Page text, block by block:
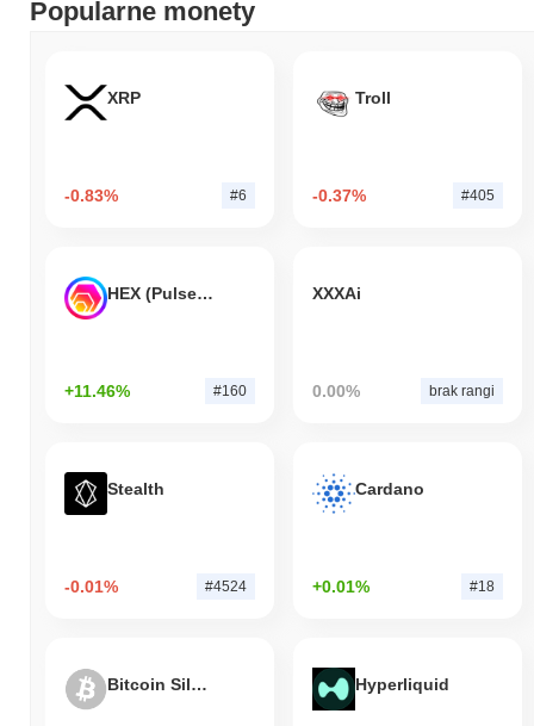
Popularne monety
XRP
-0.83% #6
Troll
-0.37% #405
HEX (Pulsechain)
+11.46% #160
XXXAi
0.00% brak rangi
Stealth
-0.01% #4524
Cardano
+0.01% #18
Bitcoin Silver Hyperliquid